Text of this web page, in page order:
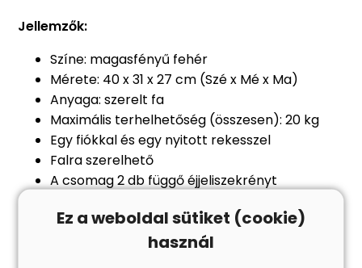
Jellemzők:
Színe: magasfényű fehér
Mérete: 40 x 31 x 27 cm (Szé x Mé x Ma)
Anyaga: szerelt fa
Maximális terhelhetőség (összesen): 20 kg
Egy fiókkal és egy nyitott rekesszel
Falra szerelhető
A csomag 2 db függő éjjeliszekrényt
Figyelem:a falon belüli csavar(ok) és
dugó(k) nem alaptartozékok. Keressen és
Ez a weboldal sütiket (cookie)
használ